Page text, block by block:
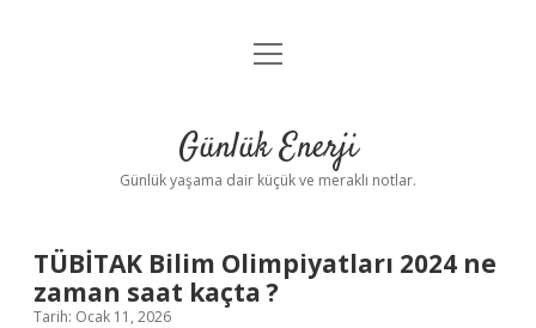
Anasayfa
Yasal Uyarı
menüyü
Günlük Enerji
Günlük yaşama dair küçük ve meraklı notlar.
TÜBİTAK Bilim Olimpiyatları 2024 ne
zaman saat kaçta ?
Tarih: Ocak 11, 2026